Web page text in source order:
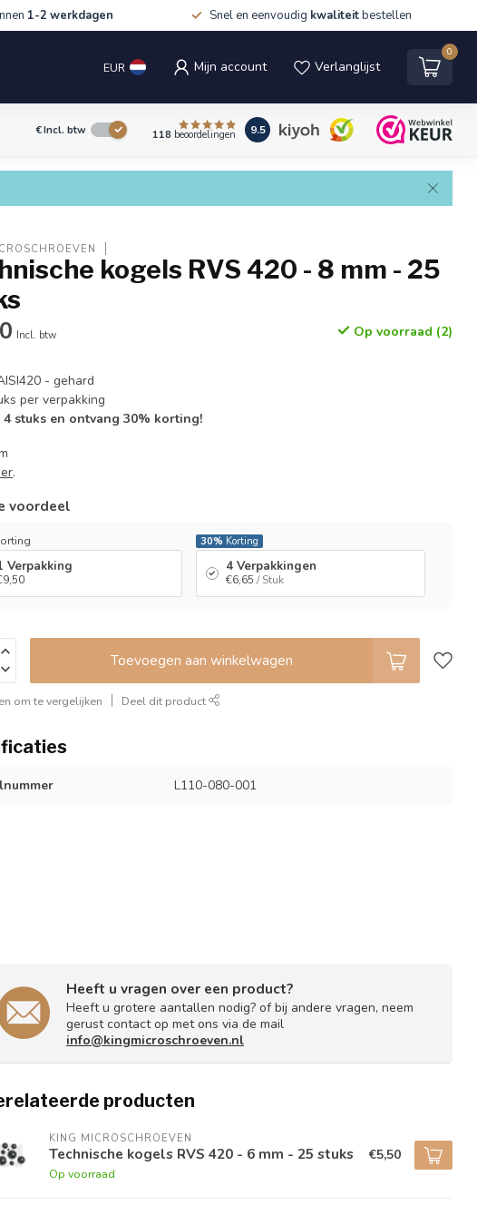
1-2 werkdagen Snel en eenvoudig kwaliteitbestellen
EUR Mijn account Verlanglijst
0
€Incl. btw 118 beoordelingen 9.5
kogels RVS 420 - 8 mm - 25
Incl. btw Op voorraad (2)
- gehard
per verpakking
stuks en ontvang 30% korting!
.
voordeel
Verpakking
30% Korting
4 Verpakkingen
€6,65 / Stuk
Toevoegen aan winkelwagen
om te vergelijken Deel dit product
L110-080-001
Heeft u vragen over een product?
Heeft u grotere aantallen nodig? of bij andere vragen, neem
gerust contact op met ons via de mail
info@kingmicroschroeven.nl
producten
KING MICROSCHROEVEN
Technische kogels RVS 420 - 6 mm - 25 stuks
Op voorraad
€5,50